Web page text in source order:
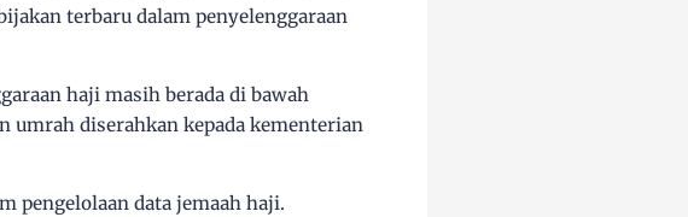
terbaru dalam penyelenggaraan
haji masih berada di bawah
umrah diserahkan kepada kementerian
pengelolaan data jemaah haji.